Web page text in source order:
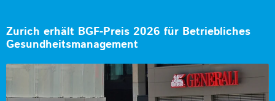
Zurich erhält BGF-Preis 2026 für Betriebliches
Gesundheitsmanagement